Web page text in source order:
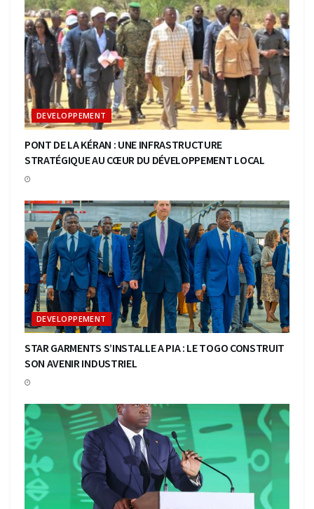
DEVELOPPEMENT
PONT DE LA KÉRAN : UNE INFRASTRUCTURE
STRATÉGIQUE AU CŒUR DU DÉVELOPPEMENT LOCAL
DEVELOPPEMENT
STAR GARMENTS S’INSTALLE A PIA : LE TOGO CONSTRUIT
SON AVENIR INDUSTRIEL